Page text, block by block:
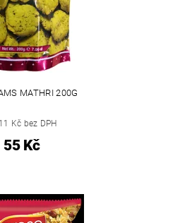
MATHRI 200G
Kč bez DPH
55 Kč